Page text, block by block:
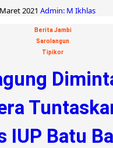
2021 Admin: M Ikhlas
Berita Jambi
Sarolangun
Tipikor
IUP Batu